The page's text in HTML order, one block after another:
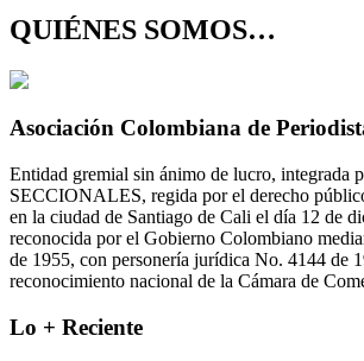
QUIÉNES SOMOS…
Asociación Colombiana de
Entidad gremial sin ánimo de lucro, integrada
SECCIONALES, regida por el derecho
en la ciudad de Santiago de Cali el día 12 de
reconocida por el Gobierno Colombiano
de 1955, con personería jurídica No. 4144 de
reconocimiento nacional de la Cámara de
Lo + Reciente